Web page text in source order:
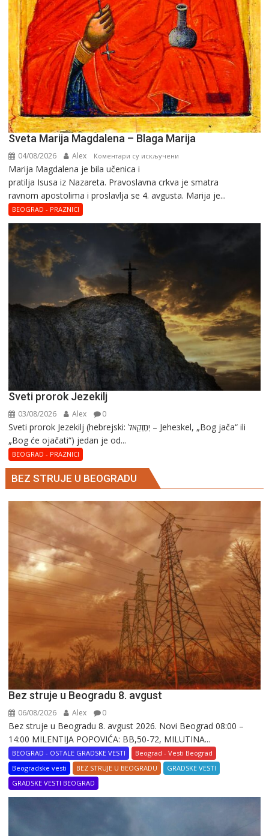
Sveta Marija Magdalena – Blaga Marija
04/08/2026 Alex Коментари су искључени
Marija
Magdalena
Marija Magdalena je bila učenica i
pratilja Isusa iz Nazareta. Pravoslavna crkva je smatra
ravnom apostolima i proslavlja se 4. avgusta. Marija je...
BEOGRAD - PRAZNICI
Sveti prorok Jezekilj
03/08/2026 Alex 0
Sveti prorok Jezekilj (hebrejski: יְחֶזְקֵאל – Jehезkel, „Bog jača“ ili
„Bog će ojačati“) jedan je od...
BEOGRAD - PRAZNICI
BEZ STRUJE U BEOGRADU
Bez struje u Beogradu 8. avgust
06/08/2026 Alex 0
Bez struje u Beogradu 8. avgust 2026. Novi Beograd 08:00 –
14:00 MILENTIJA POPOVIĆA: BB,50-72, MILUTINA...
BEOGRAD - OSTALE GRADSKE VESTI
Beograd - Vesti Beograd
Beogradske vesti
BEZ STRUJE U BEOGRADU
GRADSKE VESTI
GRADSKE VESTI BEOGRAD